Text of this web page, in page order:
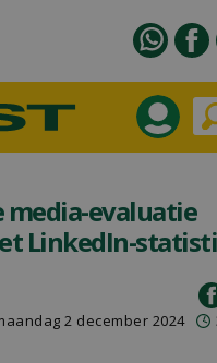
media-evaluatie
LinkedIn-
2 december 2024